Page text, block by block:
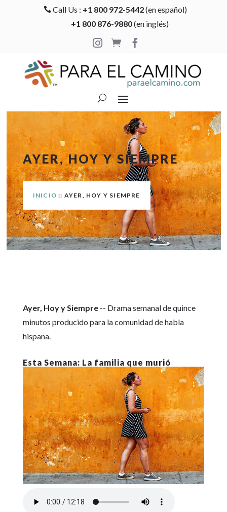
 Call Us : +1 800 972-5442(en español)
+1 800 876-9880(en inglés)

 
AYER, HOY Y SIEMPRE
INICIO :: AYER, HOY Y SIEMPRE
Ayer, Hoy y Siempre-- Drama semanal de quince
minutos producido para la comunidad de habla
hispana.
La familia que murió